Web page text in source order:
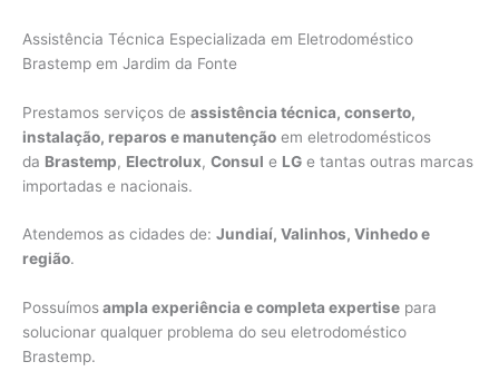
Assistência Técnica Especializada em Eletrodoméstico
Brastemp em Jardim da Fonte
Prestamos serviços de assistência técnica, conserto,
instalação, reparos e manutenção em eletrodomésticos
da Brastemp, Electrolux, Consul e LG e tantas outras marcas
importadas e nacionais.
Atendemos as cidades de: Jundiaí, Valinhos, Vinhedo e
região.
Possuímosampla experiência e completa expertise para
solucionar qualquer problema do seu eletrodoméstico
Brastemp.